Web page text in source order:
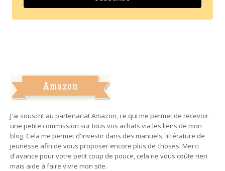
J'ai souscrit au partenariat Amazon, ce qui me permet de recevoir
une petite commission sur tous vos achats via les liens de mon
blog. Cela me permet d'investir dans des manuels, littérature de
jeunesse afin de vous proposer encore plus de choses. Merci
d'avance pour votre petit coup de pouce, cela ne vous coûte rien
mais aide à faire vivre mon site.